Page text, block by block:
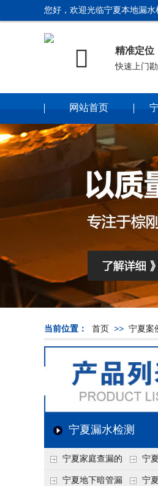
您好，欢迎光临宁夏本地漏水
 精准定位
快速上门
网站首页
当前位置： 首页 >> 宁夏案
宁夏漏水检测
宁夏家庭查漏的
实用小技巧
宁
漏水维
宁夏地下暗管漏 宁